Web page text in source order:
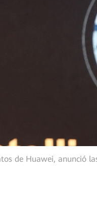
de Huawei, anunció